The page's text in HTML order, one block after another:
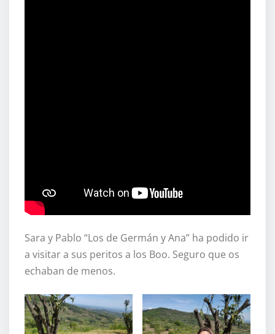
Sara y Pablo “Los de Germán y Ana” ha podido ir
a visitar a sus peritos a los Boo. Seguro que os
echaban de menos.